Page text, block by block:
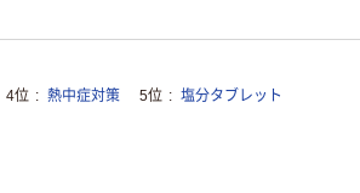
4位 熱中症対策 5位 塩分タブレット